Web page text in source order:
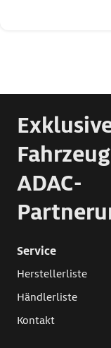
ADAC-
Service
Herstellerliste
Händlerliste
Kontakt